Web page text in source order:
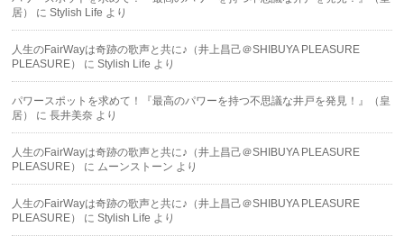
居）
にStylish Life より
人生のFairWayは奇跡の歌声と共に♪（井上昌己＠SHIBUYA PLEASURE
PLEASURE）
にStylish Life より
パワースポットを求めて！『最高のパワーを持つ不思議な井戸を発見！』（皇
居）
に長井美奈 より
人生のFairWayは奇跡の歌声と共に♪（井上昌己＠SHIBUYA PLEASURE
PLEASURE）
に ムーンストーン より
人生のFairWayは奇跡の歌声と共に♪（井上昌己＠SHIBUYA PLEASURE
PLEASURE）
にStylish Life より